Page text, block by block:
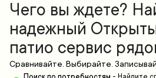
Чего вы ждете?
надежный
патио сервис
Сравнивайте. Выбирайте.